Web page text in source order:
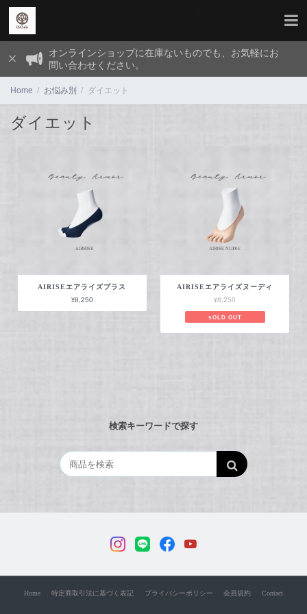
オンラインショップに在庫ないものでも、お気軽にお
問い合わせください。
Home お悩み別 ダイエット
ダイエット
AIRISEエアライズプラス
¥8,250
AIRISEエアライズヌーディ
¥8,250
SOLD OUT
検索キーワードで探す
Home 特定商取引法に基づく表記 プライバシーポリシー 会員規約 Contact